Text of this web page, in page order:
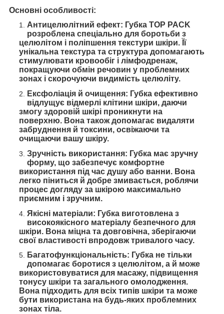
Основні особливості:
Антицелюлітний ефект: Губка TOP PACK
розроблена спеціально для боротьби з
целюлітом і поліпшення текстури шкіри. Її
унікальна текстура та структура допомагають
стимулювати кровообіг і лімфодренаж,
покращуючи обмін речовин у проблемних
зонах і скорочуючи видимість целюліту.
Ексфоліація й очищення: Губка ефективно
відлущує відмерлі клітини шкіри, даючи
змогу здоровій шкірі проникнути на
поверхню. Вона також допомагає видаляти
забруднення й токсини, освіжаючи та
очищаючи вашу шкіру.
Зручність використання: Губка має зручну
форму, що забезпечує комфортне
використання під час душу або ванни. Вона
легко піниться й добре змивається, роблячи
процес догляду за шкірою максимально
приємним і зручним.
Якісні матеріали: Губка виготовлена з
високоякісного матеріалу безпечного для
шкіри. Вона міцна та довговічна, зберігаючи
свої властивості впродовж тривалого часу.
Багатофункціональність: Губка не тільки
допомагає боротися з целюлітом, а й може
використовуватися для масажу, підвищення
тонусу шкіри та загального омолодження.
Вона підходить для всіх типів шкіри та може
бути використана на будь-яких проблемних
зонах тіла.